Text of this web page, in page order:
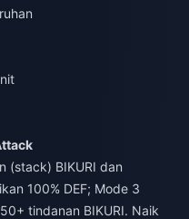
(stack) BIKURI dan
100% DEF; Mode 3
tindanan BIKURI. Naik